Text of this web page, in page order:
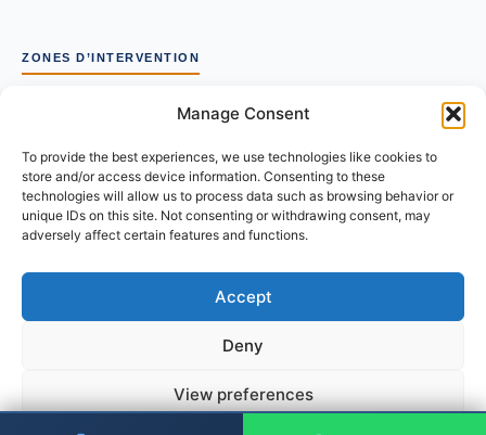
Manage Consent
To provide the best experiences, we use technologies like cookies to
store and/or access device information. Consenting to these
technologies will allow us to process data such as browsing behavior or
unique IDs on this site. Not consenting or withdrawing consent, may
adversely affect certain features and functions.
Accept
Deny
View preferences
ZONES D’INTERVENTION
Lyon 3 Lyon 4
Lyon 7 Lyon 8 Lyon 9 Villeurbanne Caluire
Vénissieux Bron Vaulx-en-Velin Oullins
© 2026 Accord Artisans - Tous droits reserves |
Politique de confidentialite